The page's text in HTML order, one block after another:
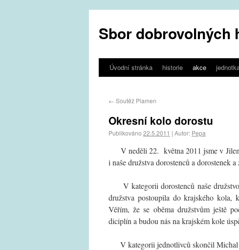
Sbor dobrovolných
Úvodní stránka historie akce
← Soutěž Plamen
Okresní kolo dorostu
Publikováno 22.5.2011 | Autor: Pepa
V neděli 22. května 2011 jsme v
i naše družstva dorostenců a dorostenek
V kategorii dorostenců naše
družstva postoupila do krajského kola,
Věřím, že se oběma družstvům ještě
diciplín a budou nás na krajském kole
V kategorii jednotlivců skončil Michal